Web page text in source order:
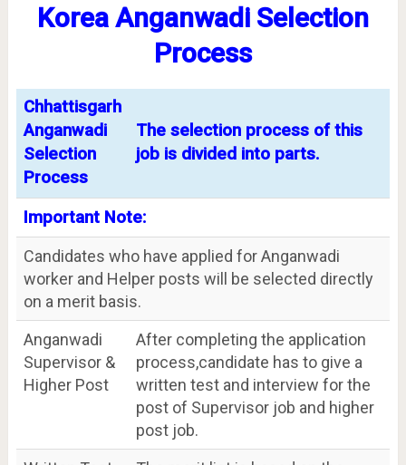
Korea Anganwadi Selection
Process
Chhattisgarh
Anganwadi
Selection
Process
The selection process of this
job is divided into parts.
Important Note:
Candidates who have applied for Anganwadi
worker and Helper posts will be selected directly
on a merit basis.
Anganwadi
Supervisor &
Higher Post
After completing the application
process,candidate has to give a
written test and interview for the
post of Supervisor job and higher
post job.